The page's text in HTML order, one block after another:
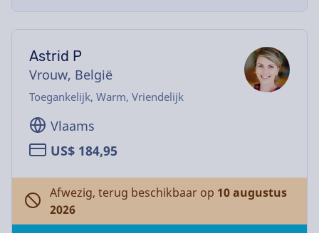
Astrid P
Vrouw, België
Toegankelijk, Warm, Vriendelijk
Vlaams
US$ 184,95
Afwezig, terug beschikbaar op 10 augustus
2026